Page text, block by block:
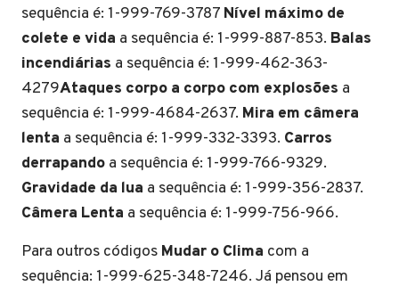
sequência é: 1-999-769-3787 Nível máximo de
colete e vida a sequência é: 1-999-887-853. Balas
incendiárias a sequência é: 1-999-462-363-
4279Ataques corpo a corpo com explosões a
sequência é: 1-999-4684-2637. Mira em câmera
lenta a sequência é: 1-999-332-3393. Carros
derrapando a sequência é: 1-999-766-9329.
Gravidade da lua a sequência é: 1-999-356-2837.
Câmera Lenta a sequência é: 1-999-756-966.
Para outros códigos Mudar o Clima com a
sequência: 1-999-625-348-7246. Já pensou em